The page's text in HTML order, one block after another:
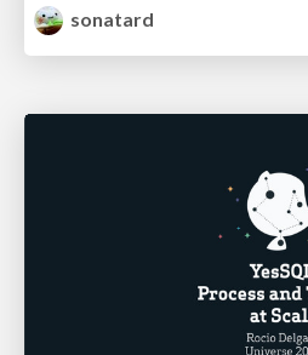
sonatard